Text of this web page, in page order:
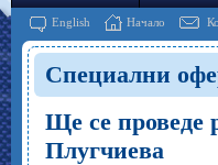
English Начало
Специални
Ще се проведе
Плугчиева